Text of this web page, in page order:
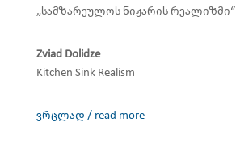
„სამზარეულოს ნიჟარის რეალიზმი“
Zviad Dolidze
Kitchen Sink Realism
ვრცლად / read more